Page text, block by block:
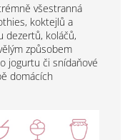
všestranná
koktejlů a
dezertů, koláčů,
způsobem
jogurtu či snídaňové
domácích